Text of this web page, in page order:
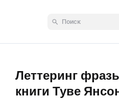
Леттеринг
книги Туве